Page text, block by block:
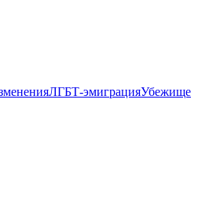
ЛГБТ-эмиграцияУбежище